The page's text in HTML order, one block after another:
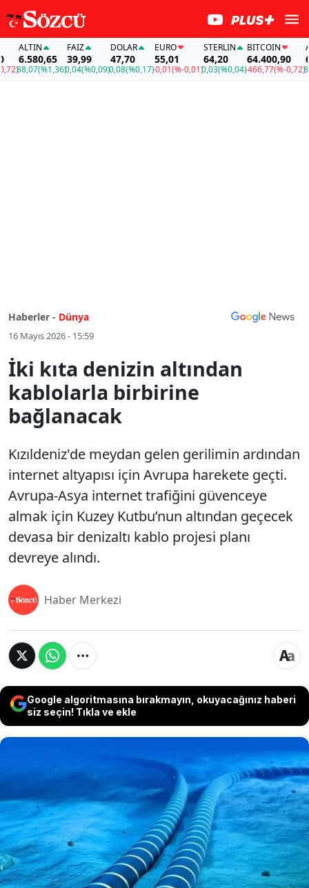
ALTIN
6.580,65
88,07(%1,36)
FAİZ
39,99
0,04(%0,09)
DOLAR
47,70
0,08(%0,17)
EURO
55,01
-0,01(%-0,01)
STERLIN
64,20
0,03(%0,04)
BITCOIN
64.400,90
-466,77(%-0,72)
Haberler - Dünya
16 Mayıs 2026 - 15:59
İki kıta denizin altından
kablolarla birbirine
bağlanacak
Kızıldeniz'de meydan gelen gerilimin ardından
internet altyapısı için Avrupa harekete geçti.
Avrupa-Asya internet trafiğini güvenceye
almak için Kuzey Kutbu’nun altından geçecek
devasa bir denizaltı kablo projesi planı
devreye alındı.
Haber Merkezi
Google algoritmasına bırakmayın, okuyacağınız haberi
siz seçin! Tıkla ve ekle
Kızıldeniz'de meydan gelen gerilimin ardından
internet altyapısı için Avrupa harekete geçti.
Avrupa-Asya internet trafiğini güvenceye
almak için Kuzey Kutbu’nun altından geçecek
devasa bir denizaltı kablo projesi planı devreye
alındı.